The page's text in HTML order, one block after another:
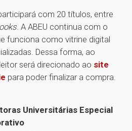
com 20 títulos, entre
. A ABEU continua com o
funciona como vitrine digital
Dessa forma, ao
será direcionado ao site
para poder finalizar a compra.
Universitárias Especial